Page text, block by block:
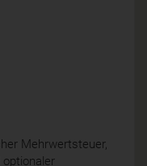
Mehrwertsteuer,
optionaler